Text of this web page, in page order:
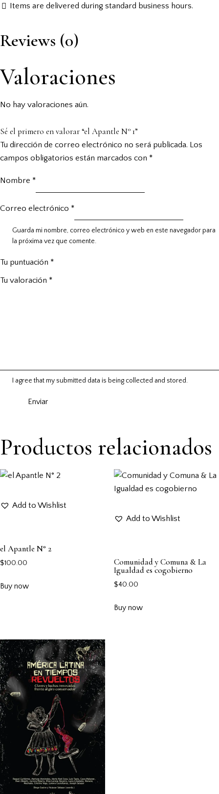
Items are delivered during standard business hours.
Reviews (0)
Valoraciones
No hay valoraciones aún.
Sé el primero en valorar “el Apantle N° 1”
Tu dirección de correo electrónico no será publicada. Los
campos obligatorios están marcados con *
Nombre *
Correo electrónico *
Guarda mi nombre, correo electrónico y web en este navegador para
la próxima vez que comente.
Tu puntuación *
Tu valoración *
I agree that my submitted data is being collected and stored.
Productos relacionados
Add to Wishlist
el Apantle N° 2
$100.00
Buy now
Add to Wishlist
Comunidad y Comuna & La
Igualdad es cogobierno
$40.00
Buy now